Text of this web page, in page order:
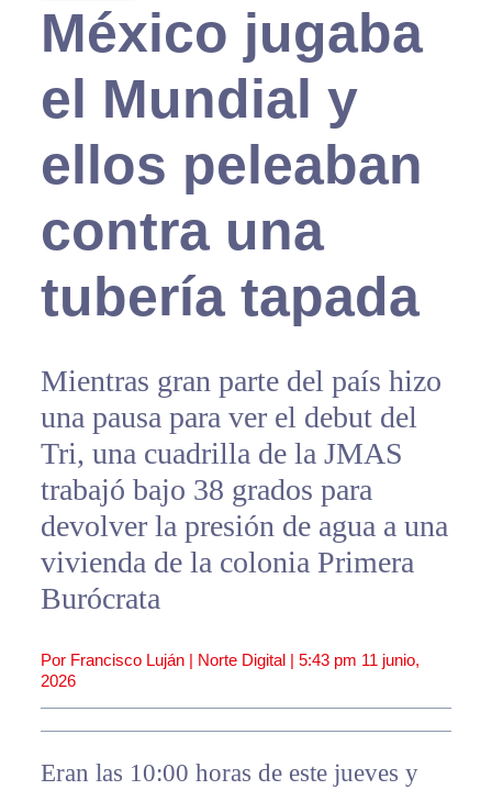
México jugaba
el Mundial y
ellos peleaban
contra una
tubería tapada
Mientras gran parte del país hizo
una pausa para ver el debut del
Tri, una cuadrilla de la JMAS
trabajó bajo 38 grados para
devolver la presión de agua a una
vivienda de la colonia Primera
Burócrata
Por Francisco Luján | Norte Digital | 5:43 pm 11 junio,
2026
Eran las 10:00 horas de este jueves y